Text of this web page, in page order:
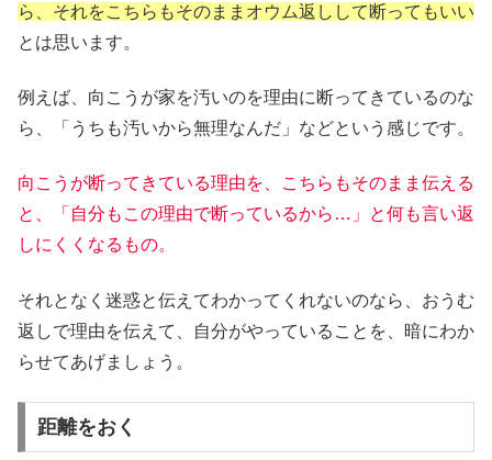
ら、それをこちらもそのままオウム返しして断ってもいい
とは思います。
例えば、向こうが家を汚いのを理由に断ってきているのな
ら、「うちも汚いから無理なんだ」などという感じです。
向こうが断ってきている理由を、こちらもそのまま伝える
と、「自分もこの理由で断っているから…」と何も言い返
しにくくなるもの。
それとなく迷惑と伝えてわかってくれないのなら、おうむ
返しで理由を伝えて、自分がやっていることを、暗にわか
らせてあげましょう。
距離をおく